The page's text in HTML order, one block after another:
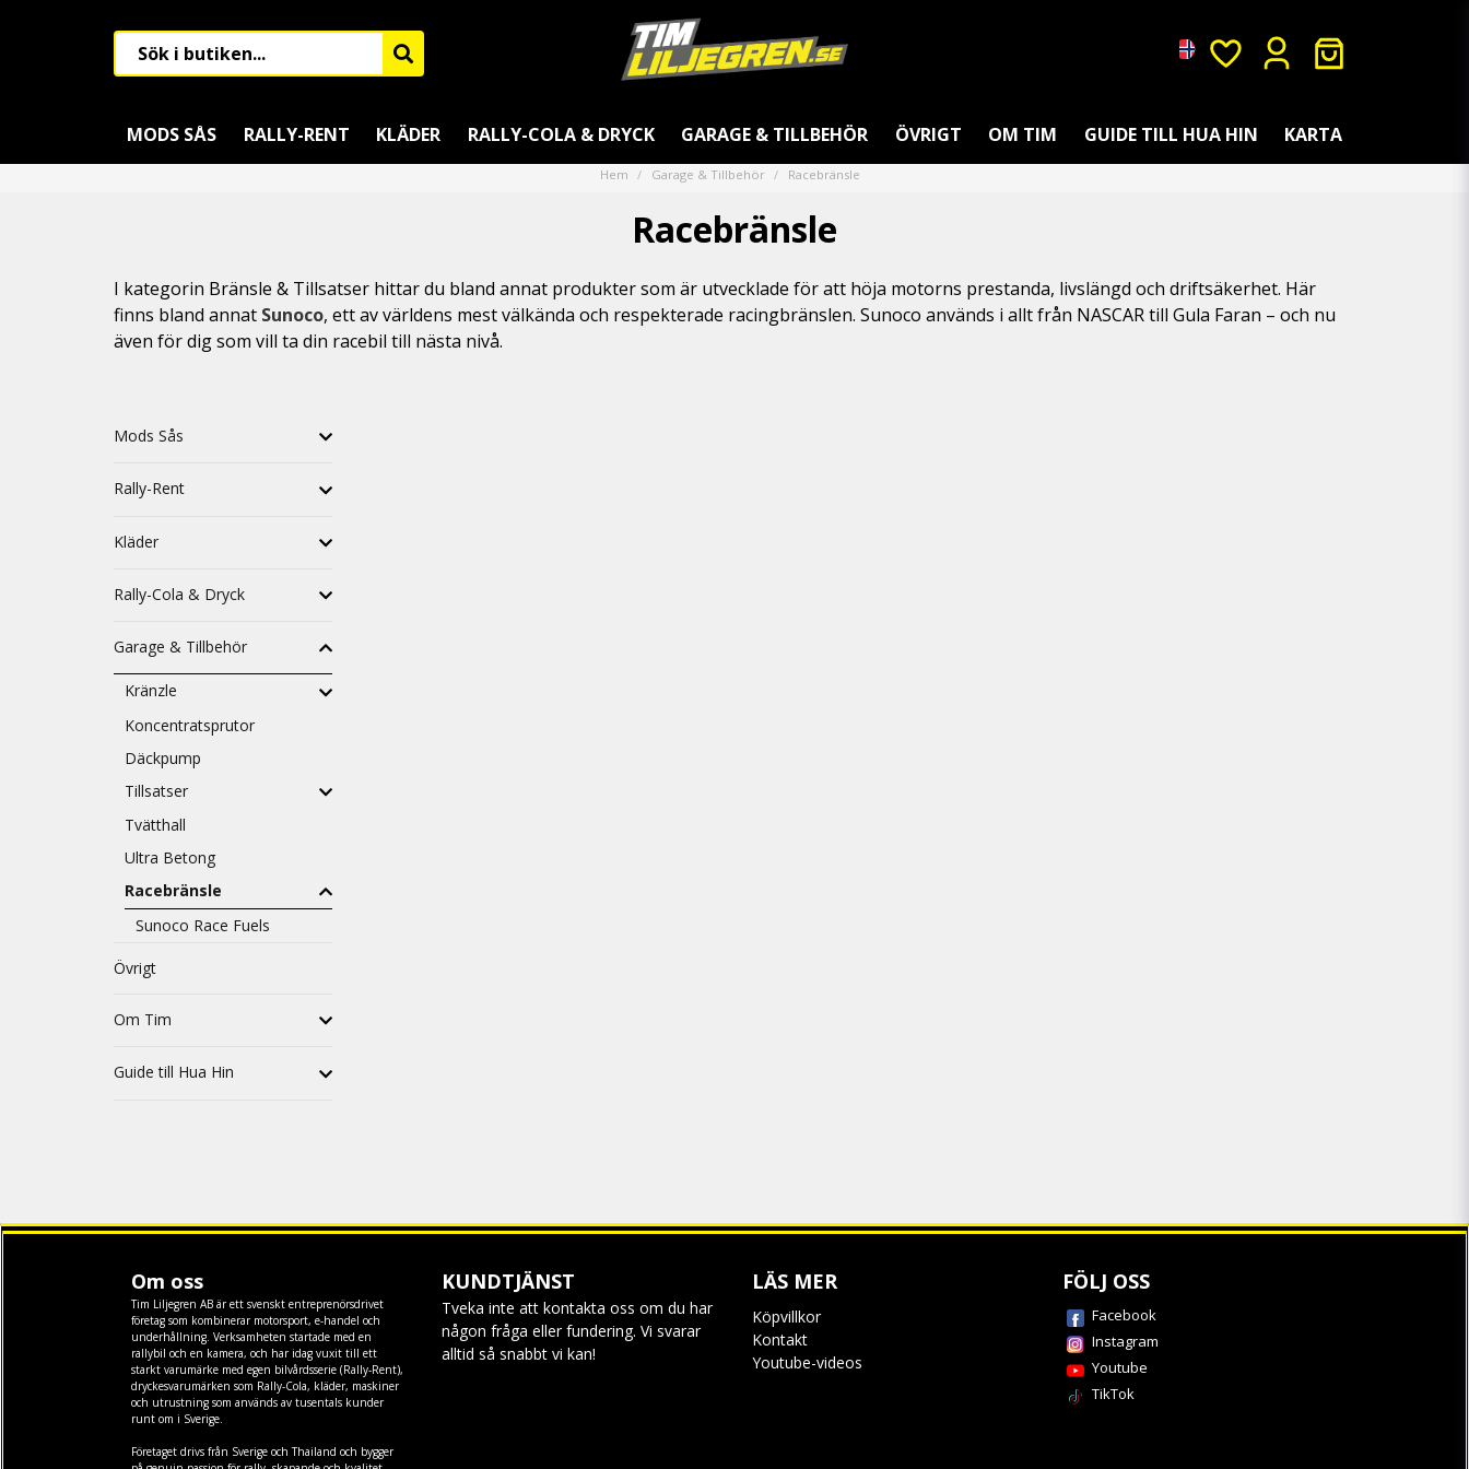
MODS SÅS RALLY-RENT KLÄDER RALLY-COLA & DRYCK GARAGE & TILLBEHÖR ÖVRIGT OM TIM GUIDE TILL HUA HIN KARTA
Hem Garage & Tillbehör Racebränsle
Racebränsle
I kategorin Bränsle & Tillsatser hittar du bland annat produkter som är utvecklade för att höja motorns prestanda, livslängd och driftsäkerhet. Här
finns bland annat Sunoco, ett av världens mest välkända och respekterade racingbränslen. Sunoco används i allt från NASCAR till Gula Faran – och nu
även för dig som vill ta din racebil till nästa nivå.
Mods Sås
Rally-Rent
Kläder
Rally-Cola & Dryck
Garage & Tillbehör
Kränzle
Koncentratsprutor
Däckpump
Tillsatser
Tvätthall
Ultra Betong
Racebränsle
Sunoco Race Fuels
Övrigt
Om Tim
Guide till Hua Hin
Om oss
Tim Liljegren AB är ett svenskt entreprenörsdrivet
företag som kombinerar motorsport, e-handel och
underhållning. Verksamheten startade med en
rallybil och en kamera, och har idag vuxit till ett
starkt varumärke med egen bilvårdsserie (Rally-Rent),
dryckesvarumärken som Rally-Cola, kläder, maskiner
och utrustning som används av tusentals kunder
runt om i Sverige.
Företaget drivs från Sverige och Thailand och bygger
KUNDTJÄNST
Tveka inte att kontakta oss om du har
någon fråga eller fundering. Vi svarar
alltid så snabbt vi kan!
LÄS MER
Köpvillkor
Kontakt
Youtube-videos
FÖLJ OSS
Facebook
Instagram
Youtube
TikTok